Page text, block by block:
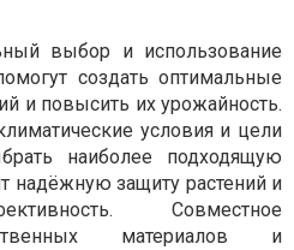
выбор и использование
создать оптимальные
и повысить их урожайность.
условия и цели
наиболее подходящую
надёжную защиту растений и
Совместное
материалов и